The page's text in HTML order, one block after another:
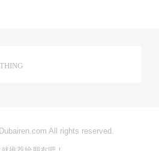
All rights reserved.